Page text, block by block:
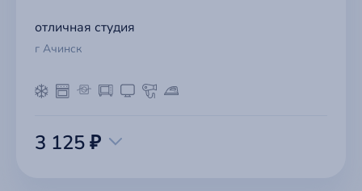
отличная студия
г Ачинск
3 125 ₽